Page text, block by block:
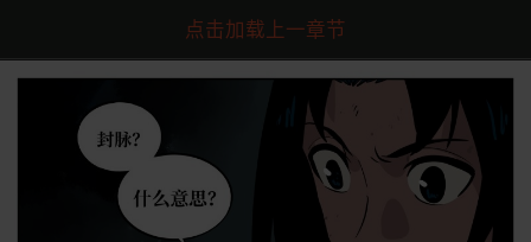
点击加载上一章节